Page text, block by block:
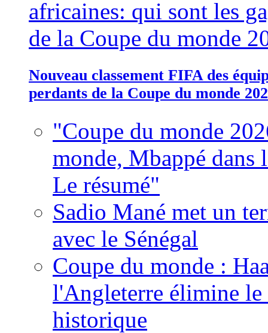
Nouveau classement FIFA des
perdants de la Coupe du monde
"Coupe du monde
monde, Mbappé dans
Le résumé"
Sadio Mané met un
avec le Sénégal
Coupe du monde :
l'Angleterre élimine
historique